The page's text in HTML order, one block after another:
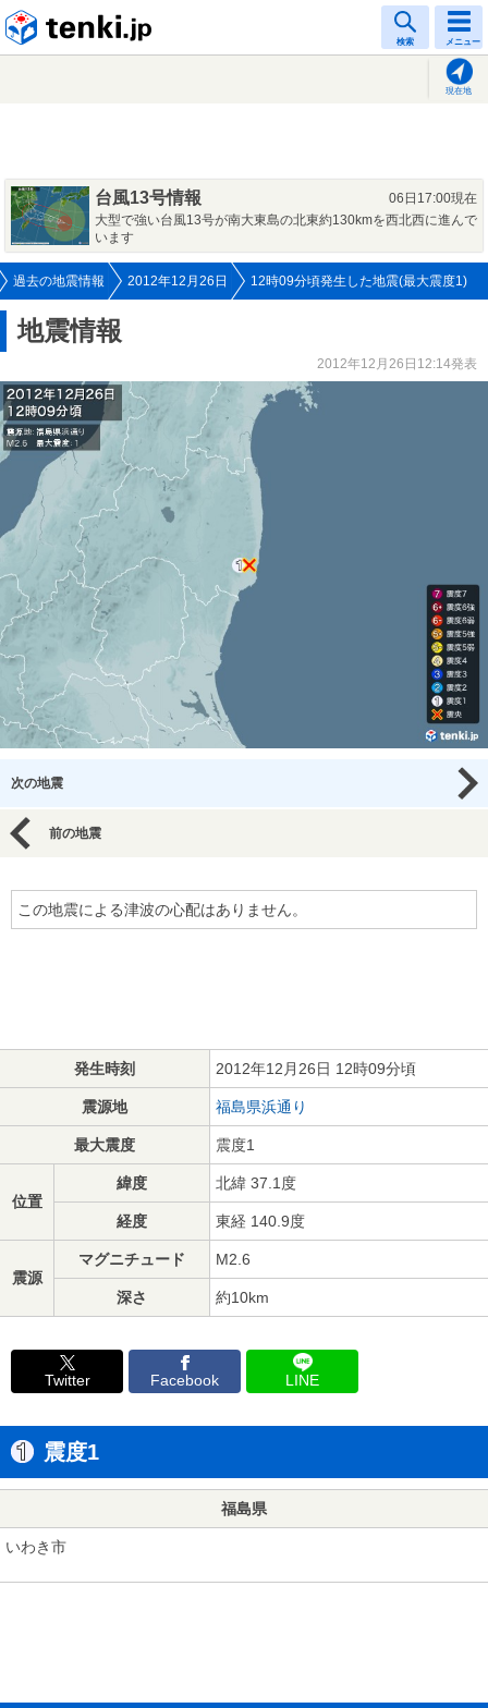
検索 メニュー
現在地
台風13号情報
06日17:00現在
大型で強い台風13号が南大東島の北東約130kmを西北西に進んで
います
過去の地震情報 2012年12月26日 12時09分頃発生した地震(最大震度1)
地震情報
2012年12月26日12:14発表
次の地震
前の地震
この地震による津波の心配はありません。
発生時刻 2012年12月26日 12時09分頃
震源地 福島県浜通り
最大震度 震度1
位置
緯度 北緯 37.1度
経度 東経 140.9度
震源
マグニチュード M2.6
深さ 約10km
Twitter Facebook LINE
震度1
福島県
いわき市